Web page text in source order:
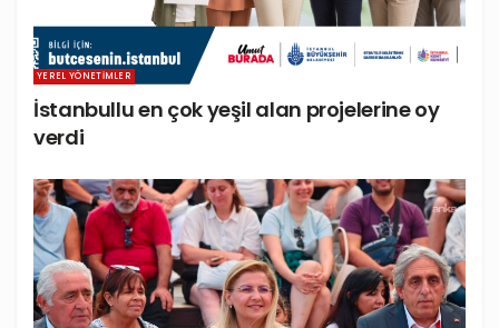
YEREL YÖNETIMLER
İstanbullu en çok yeşil alan projelerine oy
verdi